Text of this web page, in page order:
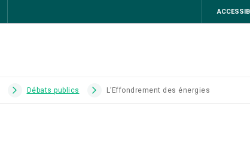
Débats publics L’Effondrement des énergies